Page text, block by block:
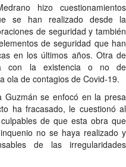
hizo cuestionamientos
se han realizado desde la
de seguridad y también
de seguridad que han
en los últimos años. Otra de
con la existencia o no de
ola de contagios de Covid-19.
Guzmán se enfocó en la presa
ha fracasado, le cuestionó al
de que esta obra que
no se haya realizado y
de las irregularidades